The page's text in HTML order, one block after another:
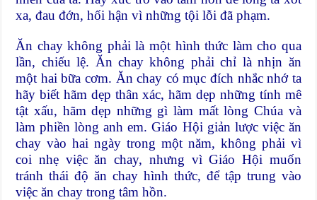
xa, đau đớn, hối hận vì những tội lỗi đã phạm.
Ăn chay không phải là một hình thức làm cho qua
lần, chiếu lệ. Ăn chay không phải chỉ là nhịn ăn
một hai bữa cơm. Ăn chay có mục đích nhắc nhớ ta
hãy biết hãm dẹp thân xác, hãm dẹp những tính mê
tật xấu, hãm dẹp những gì làm mất lòng Chúa và
làm phiền lòng anh em. Giáo Hội giản lược việc ăn
chay vào hai ngày trong một năm, không phải vì
coi nhẹ việc ăn chay, nhưng vì Giáo Hội muốn
tránh thái độ ăn chay hình thức, để tập trung vào
việc ăn chay trong tâm hồn.